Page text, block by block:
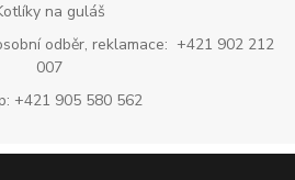
na guláš
odběr, reklamace: +421 902 212
007
+421 905 580 562